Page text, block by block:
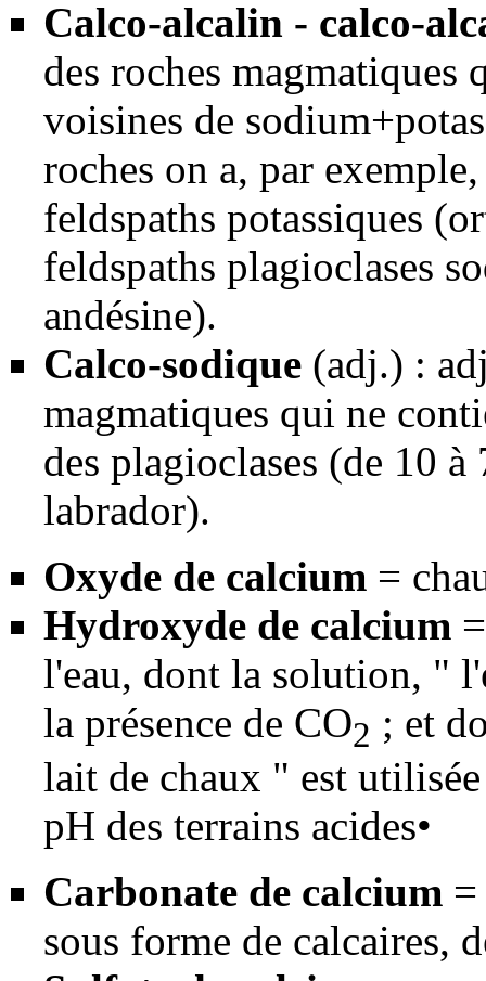
Calco-alcalin - calco-
des roches magmatiques
voisines de sodium+
roches on a, par
feldspaths potassiques (
feldspaths plagioclases
andésine).
Calco-sodique (adj.) :
magmatiques qui ne
des plagioclases (de 10
labrador).
Oxyde de calcium =
Hydroxyde de calcium
l'eau, dont la solution, "
la présence de CO2 ; et
lait de chaux " est
pH des terrains acides•
Carbonate de calcium
sous forme de calcaires,